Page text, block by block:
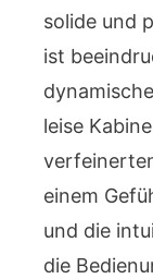
solide und
ist
leise
einem
und die
die